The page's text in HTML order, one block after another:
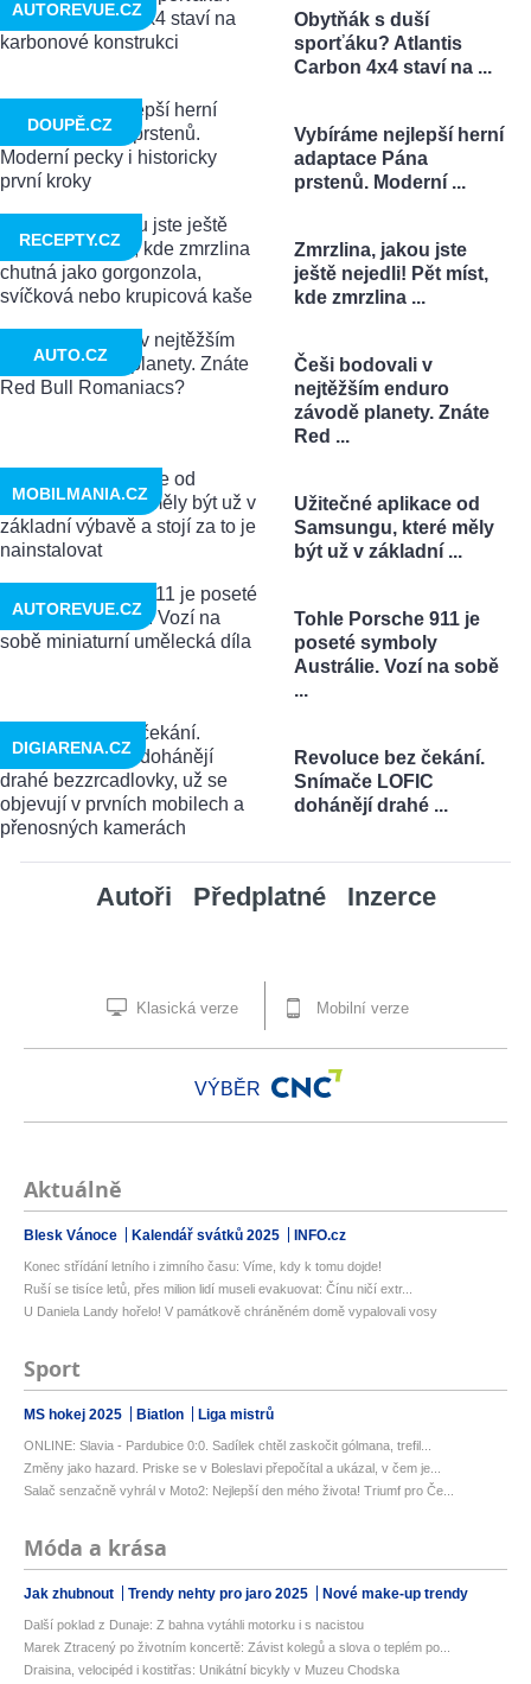
Obytňák s duší
sporťáku? Atlantis
Carbon 4x4 staví na ...
AUTOREVUE.CZ
Vybíráme nejlepší herní
adaptace Pána
prstenů. Moderní ...
DOUPĚ.CZ
Zmrzlina, jakou jste
ještě nejedli! Pět míst,
kde zmrzlina ...
RECEPTY.CZ
Češi bodovali v
nejtěžším enduro
závodě planety. Znáte
Red ...
AUTO.CZ
Užitečné aplikace od
Samsungu, které měly
být už v základní ...
MOBILMANIA.CZ
Tohle Porsche 911 je
poseté symboly
Austrálie. Vozí na sobě
...
AUTOREVUE.CZ
Revoluce bez čekání.
Snímače LOFIC
dohánějí drahé ...
DIGIARENA.CZ
Autoři Předplatné Inzerce
Klasická verze Mobilní verze
VÝBĚR
Aktuálně
Blesk Vánoce Kalendář svátků 2025 INFO.cz
Konec střídání letního i zimního času: Víme, kdy k tomu dojde!
Ruší se tisíce letů, přes milion lidí museli evakuovat: Čínu ničí extr...
U Daniela Landy hořelo! V památkově chráněném domě vypalovali vosy
Sport
MS hokej 2025 Biatlon Liga mistrů
ONLINE: Slavia - Pardubice 0:0. Sadílek chtěl zaskočit gólmana, trefil...
Změny jako hazard. Priske se v Boleslavi přepočítal a ukázal, v čem je...
Salač senzačně vyhrál v Moto2: Nejlepší den mého života! Triumf pro Če...
Móda a krása
Jak zhubnout Trendy nehty pro jaro 2025 Nové make-up trendy
Další poklad z Dunaje: Z bahna vytáhli motorku i s nacistou
Marek Ztracený po životním koncertě: Závist kolegů a slova o teplém po...
Draisina, velocipéd i kostitřas: Unikátní bicykly v Muzeu Chodska